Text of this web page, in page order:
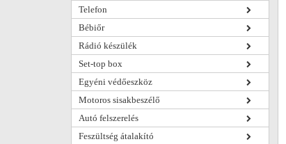
Telefon
Bébiőr
Rádió készülék
Set-top box
Egyéni védőeszköz
Motoros sisakbeszélő
Autó felszerelés
Feszültség átalakító